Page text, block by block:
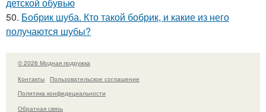
50. Бобрик шуба. Кто такой бобрик, и какие из него
получаются шубы?
© 2026 Модная подружка
Контакты
Пользовательское соглашение
Политика конфидециальности
Обратная связь